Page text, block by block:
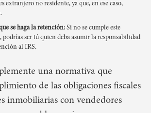
extranjero no residente, ya que, en ese caso,
se haga la retención: Si no se cumple este
ser tú quien deba asumir la responsabilidad
al IRS.
una normativa que
de las obligaciones fiscales
inmobiliarias con vendedores